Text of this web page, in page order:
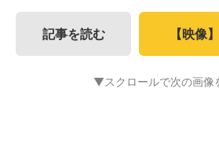
記事を読む 【映像
▼スクロールで次の画